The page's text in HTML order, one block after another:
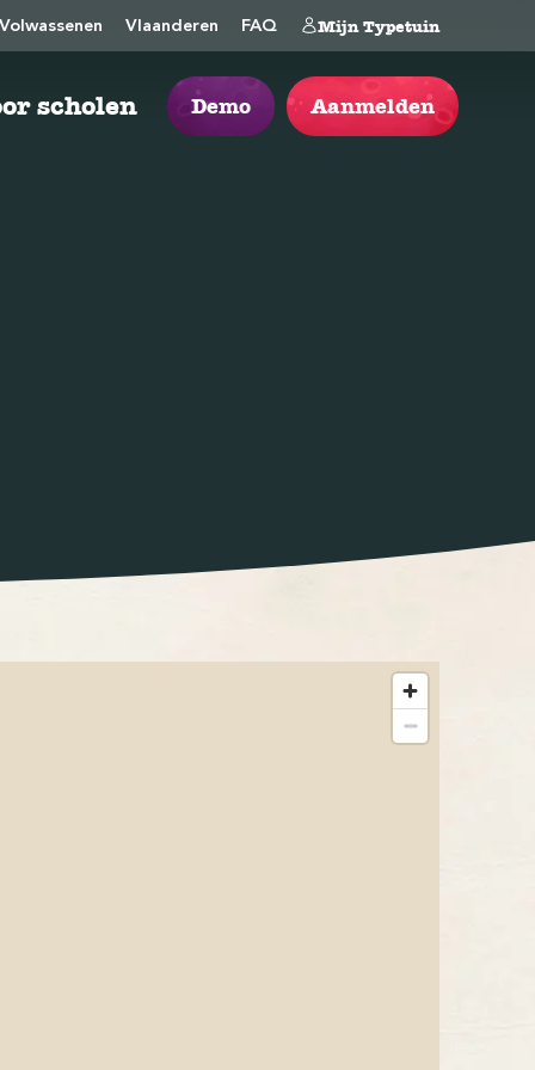
Volwassenen Vlaanderen FAQ Mijn Typetuin
scholen Demo Aanmelden